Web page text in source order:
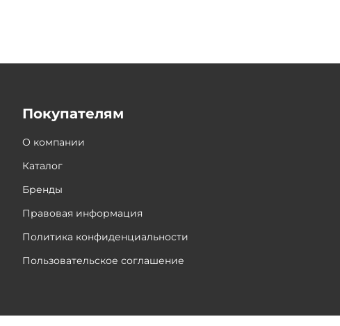
Покупателям
О компании
Каталог
Бренды
Правовая информация
Политика конфиденциальности
Пользовательское соглашение